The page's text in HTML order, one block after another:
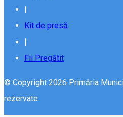
|
Kit de presă
|
Fii Pregătit
© Copyright 2026 Primăria
rezervate